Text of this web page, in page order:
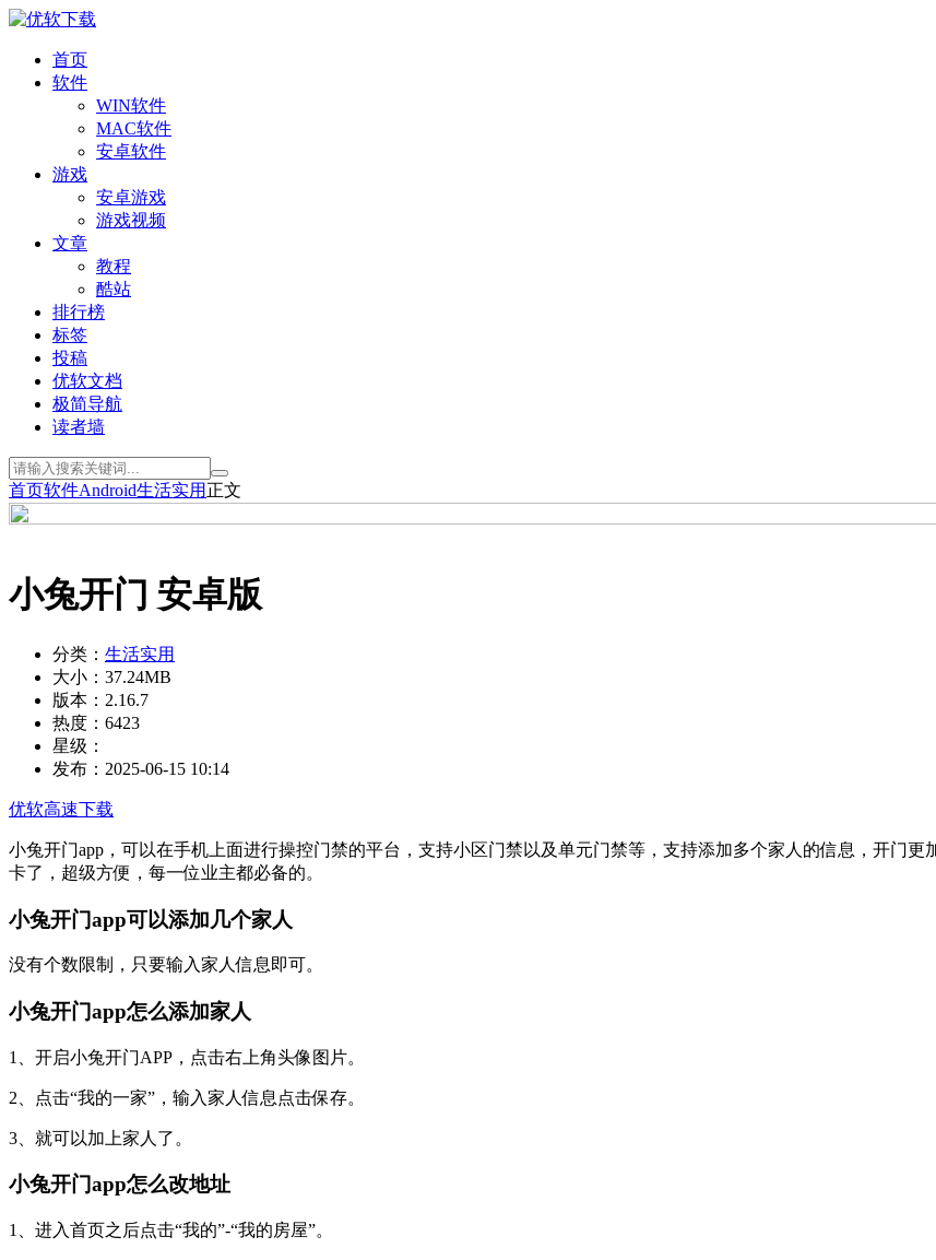
首页
软件
WIN软件
MAC软件
安卓软件
游戏
安卓游戏
游戏视频
文章
教程
酷站
排行榜
标签
投稿
优软文档
极简导航
读者墙
首页软件Android生活实用 正文
小兔开门 安卓版
分类： 生活实用
大小： 37.24MB
版本： 2.16.7
热度： 6423
星级：
发布： 2025-06-15 10:14
优软高速下载
小兔开门app，可以在手机上面进行操控门禁的平台，支持小区门禁以及单元门禁等，支持添加多个家人的信息，开门
卡了，超级方便，每一位业主都必备的。
小兔开门app可以添加几个家人
没有个数限制，只要输入家人信息即可。
小兔开门app怎么添加家人
1、开启小兔开门APP，点击右上角头像图片。
2、点击“我的一家”，输入家人信息点击保存。
3、就可以加上家人了。
小兔开门app怎么改地址
1、进入首页之后点击“我的”-“我的房屋”。